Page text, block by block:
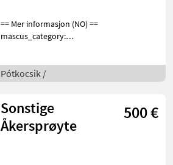
== Mer informasjon (NO) ==
mascus_category:
upon request: 9477 See
en.landbrukssalg.no/9477
Pótkocsik /
Sonstige
Åkersprøyte
500 €